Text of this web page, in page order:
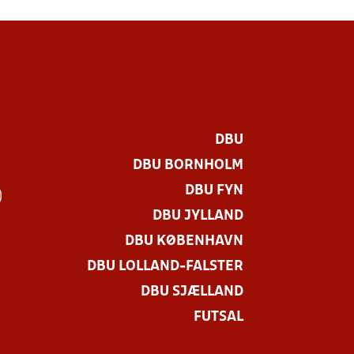
DBU
DBU BORNHOLM
DBU FYN
DBU JYLLAND
DBU KØBENHAVN
DBU LOLLAND-FALSTER
DBU SJÆLLAND
FUTSAL